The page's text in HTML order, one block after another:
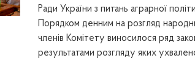
Ради України з питань аграрної
Порядком денним на розгляд
членів Комітету виносилося ряд
результатами розгляду яких